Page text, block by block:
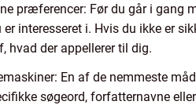
præferencer: Før du går i gang
er interesseret i. Hvis du ikke er
hvad der appellerer til dig.
En af de nemmeste
søgeord, forfatternavne